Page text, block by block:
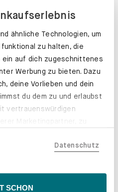
ähnliche Technologien, um
zu halten, die
ein auf dich zugeschnittenes
Werbung zu bieten. Dazu
deine Vorlieben und dein
du dem zu und erlaubst
vertrauenswürdigen
USA, verarbeitet werden
Wähle
Datenschutz
SCHON
mit Stil.